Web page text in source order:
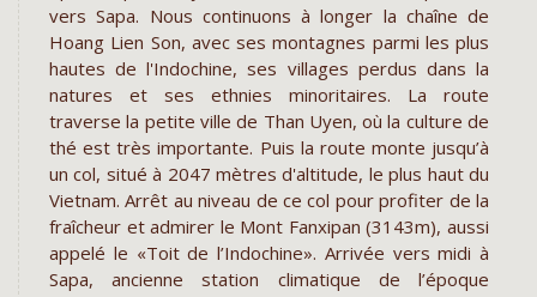
vers Sapa. Nous continuons à longer la chaîne de
Hoang Lien Son, avec ses montagnes parmi les plus
hautes de l'Indochine, ses villages perdus dans la
natures et ses ethnies minoritaires. La route
traverse la petite ville de Than Uyen, où la culture de
thé est très importante. Puis la route monte jusqu’à
un col, situé à 2047 mètres d'altitude, le plus haut du
Vietnam. Arrêt au niveau de ce col pour profiter de la
fraîcheur et admirer le Mont Fanxipan (3143m), aussi
appelé le «Toit de l’Indochine». Arrivée vers midi à
Sapa, ancienne station climatique de l’époque